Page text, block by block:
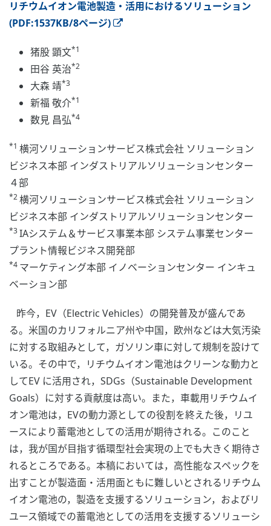
リチウムイオン電池製造・活用におけるソリューション
(PDF:1537KB/8ページ)
猪股 顕文*1
田谷 英治*2
大森 靖*3
新福 敬介*1
数見 昌弘*4
*1 横河ソリューションサービス株式会社 ソリューション
ビジネス本部 インダストリアルソリューションセンター
４部
*2横河ソリューションサービス株式会社 ソリューション
ビジネス本部 インダストリアルソリューションセンター
*3IAシステム＆サービス事業本部 システム事業センター
プラント情報ビジネス開発部
*4 マーケティング本部 イノベーションセンター インキュ
ベーション部
昨今，EV（Electric Vehicles）の開発普及が盛んであ
る。米国のカリフォルニア州や中国，欧州などは大気汚染
に対する取組みとして，ガソリン車に対して規制を設けて
いる。その中で，リチウムイオン電池はクリーンな動力と
してEV に活用され，SDGs（Sustainable Development
Goals）に対する貢献度は高い。また，車載用リチウムイ
オン電池は，EVの動力源としての役割を終えた後，リユ
ースにより蓄電池としての活用が期待される。このこと
は，我が国が目指す循環型社会実現の上でも大きく期待さ
れるところである。本稿においては，高性能なスペックを
出すことが製造面・活用面ともに難しいとされるリチウム
イオン電池の，製造を支援するソリューション，およびリ
ユース領域での蓄電池としての活用を支援するソリューシ